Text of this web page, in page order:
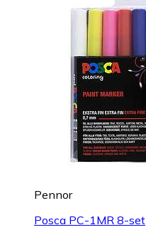
Pennor
Posca PC-1MR 8-set